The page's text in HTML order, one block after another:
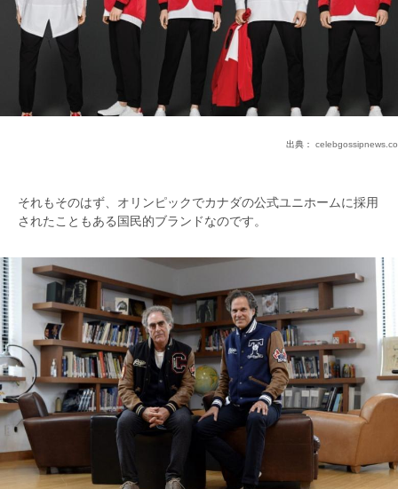
出典： celebgossipnews.co
それもそのはず、オリンピックでカナダの公式ユニホームに採用
されたこともある国民的ブランドなのです。